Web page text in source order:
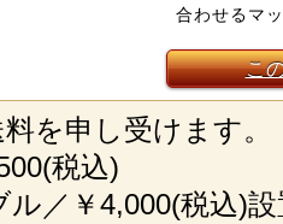
合わせるマ
こ
を申し受けます。
税込)
／￥4,000(税込)